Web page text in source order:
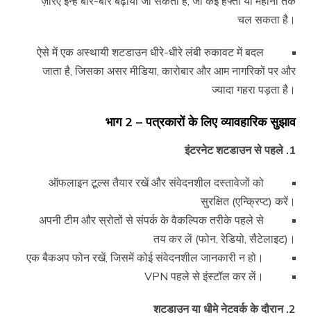
चल सकता है।
ऐसे में एक अस्थायी शटडाउन धीरे-धीरे लंबी रुकावट में बदल
जाता है, जिसका असर मीडिया, कारोबार और आम नागरिकों पर और
ज्यादा गहरा पड़ता है।
भाग 2 – पत्रकारों के लिए व्यावहारिक सुझाव
1. इंटरनेट शटडाउन से पहले
ऑफलाइन टूल्स तैयार रखें और संवेदनशील दस्तावेजों को
सुरक्षित (एन्क्रिप्ट) करें।
अपनी टीम और स्रोतों से संपर्क के वैकल्पिक तरीके पहले से
तय कर लें (फोन, रेडियो, सैटेलाइट)।
एक बैकअप फोन रखें, जिसमें कोई संवेदनशील जानकारी न हो।
VPN पहले से इंस्टॉल कर लें।
2. शटडाउन या धीमे नेटवर्क के दौरान